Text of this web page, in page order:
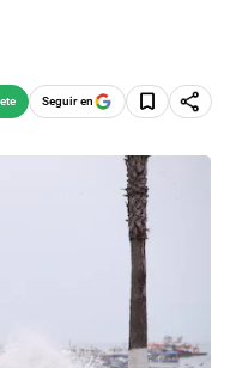
Seguir en